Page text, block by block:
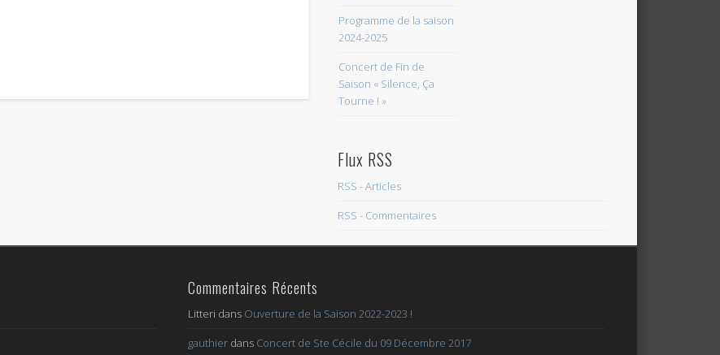
Programme de la saison
2024-2025
Concert de Fin de
Saison « Silence, Ça
Tourne ! »
Flux RSS
RSS - Articles
RSS - Commentaires
Commentaires Récents
Litteri dans Ouverture de la Saison 2022-2023 !
gauthierdans Concert de Ste Cécile du 09 Décembre 2017